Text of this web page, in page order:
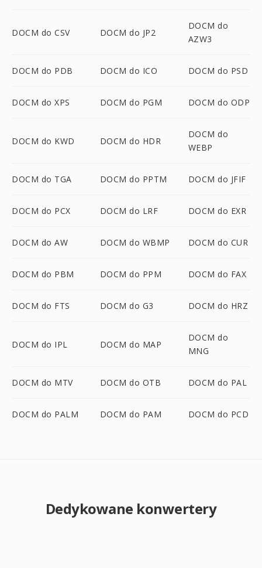
DOCM do CSV DOCM do JP2
DOCM do
AZW3
DOCM do PDB DOCM do ICO DOCM do PSD
DOCM do XPS DOCM do PGM DOCM do ODP
DOCM do KWD DOCM do HDR
DOCM do
WEBP
DOCM do TGA DOCM do PPTM DOCM do JFIF
DOCM do PCX DOCM do LRF DOCM do EXR
DOCM do AW DOCM do WBMP DOCM do CUR
DOCM do PBM DOCM do PPM DOCM do FAX
DOCM do FTS DOCM do G3 DOCM do HRZ
DOCM do IPL DOCM do MAP
DOCM do
MNG
DOCM do MTV DOCM do OTB DOCM do PAL
DOCM do PALM DOCM do PAM DOCM do PCD
Dedykowane konwertery